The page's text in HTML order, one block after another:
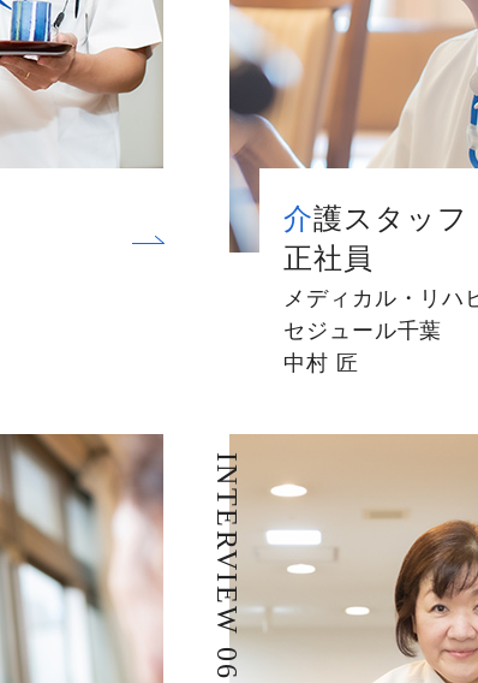
介護スタッフ
正社員
メディカル・リハ
セジュール千葉
中村 匠
INTERVIEW 06